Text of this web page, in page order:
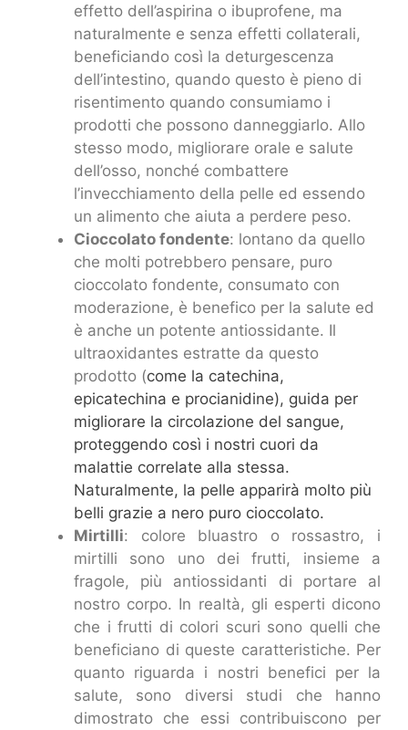
effetto dell’aspirina o ibuprofene, ma
naturalmente e senza effetti collaterali,
beneficiando così la deturgescenza
dell’intestino, quando questo è pieno di
risentimento quando consumiamo i
prodotti che possono danneggiarlo. Allo
stesso modo, migliorare orale e salute
dell’osso, nonché combattere
l’invecchiamento della pelle ed essendo
un alimento che aiuta a perdere peso.
Cioccolato fondente: lontano da quello
che molti potrebbero pensare, puro
cioccolato fondente, consumato con
moderazione, è benefico per la salute ed
è anche un potente antiossidante. Il
ultraoxidantes estratte da questo
prodotto (come la catechina,
epicatechina e procianidine), guida per
migliorare la circolazione del sangue,
proteggendo così i nostri cuori da
malattie correlate alla stessa.
Naturalmente, la pelle apparirà molto più
belli grazie a nero puro cioccolato.
Mirtilli: colore bluastro o rossastro, i
mirtilli sono uno dei frutti, insieme a
fragole, più antiossidanti di portare al
nostro corpo. In realtà, gli esperti dicono
che i frutti di colori scuri sono quelli che
beneficiano di queste caratteristiche. Per
quanto riguarda i nostri benefici per la
salute, sono diversi studi che hanno
dimostrato che essi contribuiscono per